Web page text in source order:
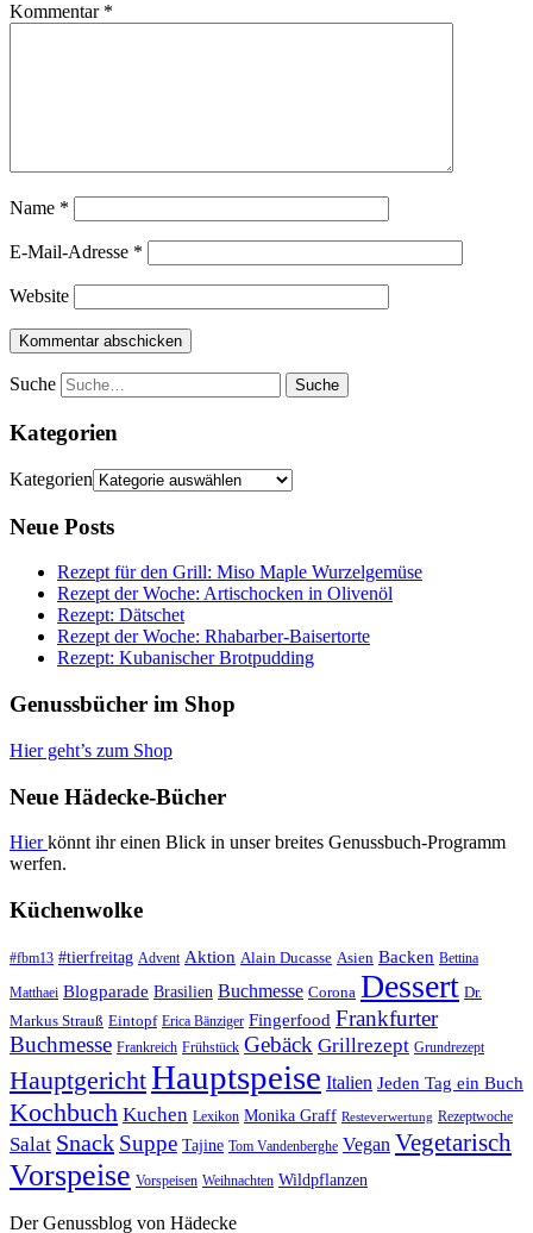
Kommentar *
Name *
E-Mail-Adresse *
Website
Suche
Kategorien
Kategorien
Neue Posts
Rezept für den Grill: Miso Maple Wurzelgemüse
Rezept der Woche: Artischocken in Olivenöl
Rezept: Dätschet
Rezept der Woche: Rhabarber-Baisertorte
Rezept: Kubanischer Brotpudding
Genussbücher im Shop
Hier geht’s zum Shop
Neue Hädecke-Bücher
Hierkönnt ihr einen Blick in unser breites Genussbuch-Programm
werfen.
Küchenwolke
#fbm13 #tierfreitag Advent Aktion Alain Ducasse Asien Backen Bettina
Matthaei Blogparade Brasilien Buchmesse Corona Dessert Dr.
Markus Strauß Eintopf Erica Bänziger Fingerfood Frankfurter
Buchmesse Frankreich Frühstück Gebäck Grillrezept Grundrezept
HauptgerichtHauptspeise Italien Jeden Tag ein Buch
Kochbuch Kuchen Lexikon Monika Graff Resteverwertung Rezeptwoche
Salat Snack Suppe Tajine Tom Vandenberghe Vegan Vegetarisch
Vorspeise Vorspeisen Weihnachten Wildpflanzen
Der Genussblog von Hädecke